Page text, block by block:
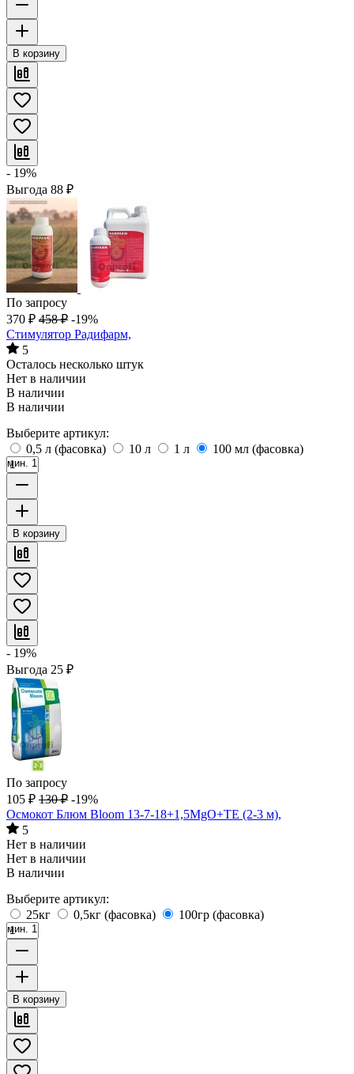
В корзину
- 19%
Выгода 88 ₽
По запросу
370 ₽ 458 ₽ -19%
Стимулятор Радифарм,
5
Осталось несколько штук
Нет в наличии
В наличии
В наличии
Выберите артикул:
0,5 л (фасовка)
10 л 1 л 100 мл (фасовка)
мин. 1
В корзину
- 19%
Выгода 25 ₽
По запросу
105 ₽ 130 ₽ -19%
Осмокот Блюм Bloom 13-7-18+1,5MgO+TE (2-3 м),
5
Нет в наличии
Нет в наличии
В наличии
Выберите артикул:
25кг
0,5кг (фасовка) 100гр (фасовка)
мин. 1
В корзину